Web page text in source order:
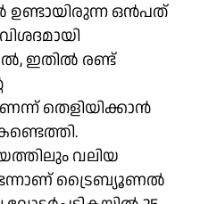
ഉണ്ടായിരുന്ന ഒന്‍പത്
ഇതില്‍ രണ്ട്
തെളിയിക്കാന്‍
കണ്ടെത്തി.
വലിയ
ട്രൈബ്യൂണല്‍